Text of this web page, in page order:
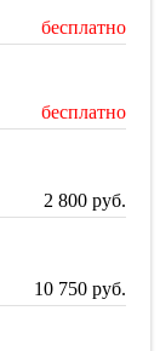
бесплатно
бесплатно
2 800 руб.
10 750 руб.